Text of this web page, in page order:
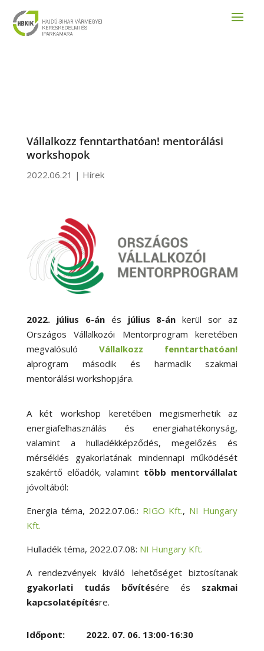
Vállalkozz fenntarthatóan! mentorálási
workshopok
2022.06.21 | Hírek
2022. július 6-ánés július 8-án kerül sor az
Országos Vállalkozói Mentorprogram keretében
megvalósuló Vállalkozz fenntarthatóan!
alprogram második és harmadik szakmai
mentorálási workshopjára.
A két workshop keretében megismerhetik az
energiafelhasználás és energiahatékonyság,
valamint a hulladékképződés, megelőzés és
mérséklés gyakorlatának mindennapi működését
szakértő előadók, valamint több mentorvállalat
jóvoltából:
Energia téma, 2022.07.06.: RIGO Kft., NI Hungary
Kft.
Hulladék téma, 2022.07.08: NI Hungary Kft.
A rendezvények kiváló lehetőséget biztosítanak
gyakorlati tudás bővítésére és szakmai
kapcsolatépítésre.
Időpont: 2022. 07. 06. 13:00-16:30